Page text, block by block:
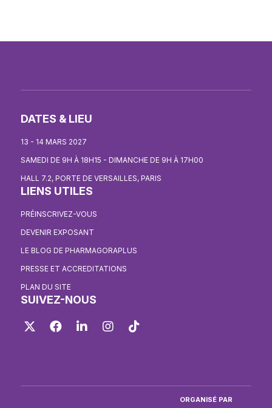
DATES & LIEU
13 - 14 MARS 2027
SAMEDI DE 9H À 18H15 - DIMANCHE DE 9H À 17H00
HALL 7.2, PORTE DE VERSAILLES, PARIS
LIENS UTILES
PRÉINSCRIVEZ-VOUS
DEVENIR EXPOSANT
LE BLOG DE PHARMAGORAPLUS
PRESSE ET ACCREDITATIONS
PLAN DU SITE
SUIVEZ-NOUS
Twitter FacebookLinkedIn Instagram
ORGANISÉ PAR